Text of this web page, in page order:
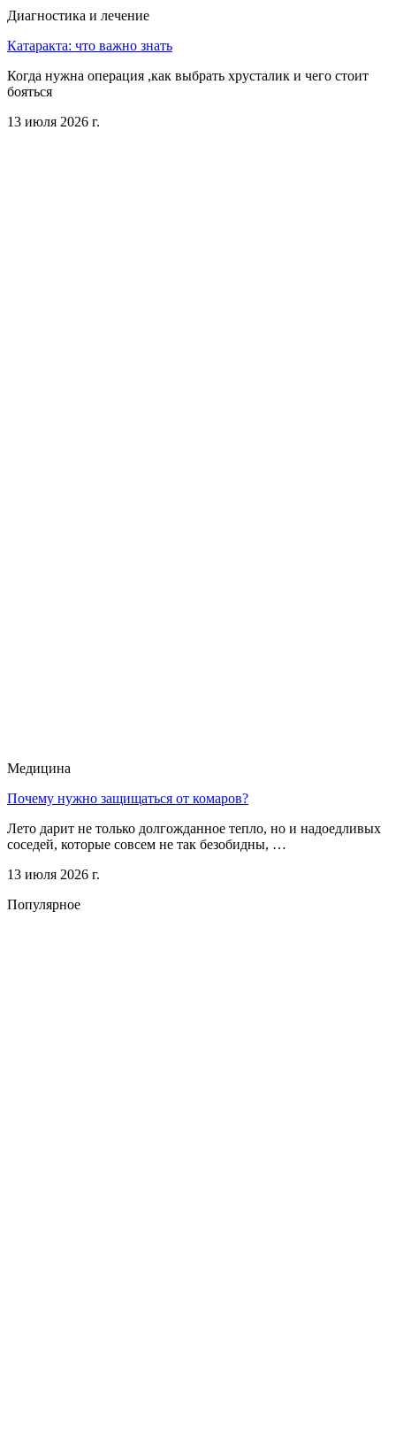
Диагностика и лечение
Катаракта: что важно знать
Когда нужна операция ,как выбрать хрусталик и чего стоит
бояться
13 июля 2026 г.
Медицина
Почему нужно защищаться от комаров?
Лето дарит не только долгожданное тепло, но и надоедливых
соседей, которые совсем не так безобидны, …
13 июля 2026 г.
Популярное